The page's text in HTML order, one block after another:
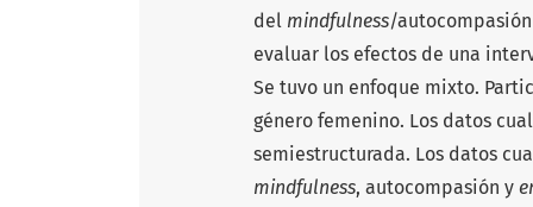
del mindfulness/
evaluar los efectos de una
Se tuvo un enfoque mixto.
género femenino. Los datos
semiestructurada. Los datos
mindfulness, autocompasión y